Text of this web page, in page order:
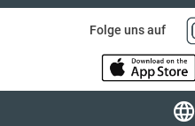
Folge uns auf